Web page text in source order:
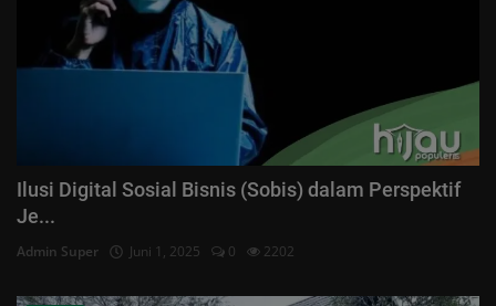
Ilusi Digital Sosial Bisnis (Sobis) dalam Perspektif
Je...
Admin Super Juni 1, 2025 0 2202